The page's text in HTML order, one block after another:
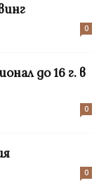
0
до 16 г. в
0
0